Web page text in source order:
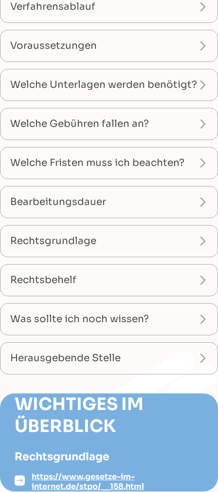
Verfahrensablauf
Voraussetzungen
Welche Unterlagen werden benötigt?
Welche Gebühren fallen an?
Welche Fristen muss ich beachten?
Bearbeitungsdauer
Rechtsgrundlage
Rechtsbehelf
Was sollte ich noch wissen?
Herausgebende Stelle
WICHTIGES IM
ÜBERBLICK
Rechtsgrundlage
https://www.gesetze-im-
internet.de/stpo/__158.html